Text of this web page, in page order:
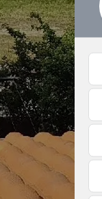
Urgence fuite de
toiture 36 Indre